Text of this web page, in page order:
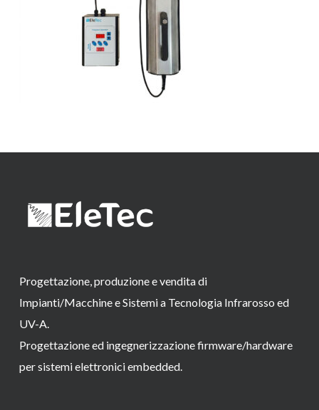
Progettazione, produzione e vendita di
Impianti/Macchine e Sistemi a Tecnologia Infrarosso ed
UV-A.
Progettazione ed ingegnerizzazione firmware/hardware
per sistemi elettronici embedded.